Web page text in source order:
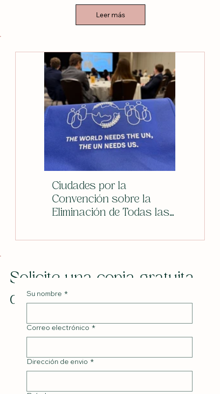
Ciudades por la
Convención sobre la
Eliminación de Todas las
contra la Mujer
Leer más
Solicite una copia gratuita
de mi libro.
Su nombre *
Correo electrónico *
Dirección de envio *